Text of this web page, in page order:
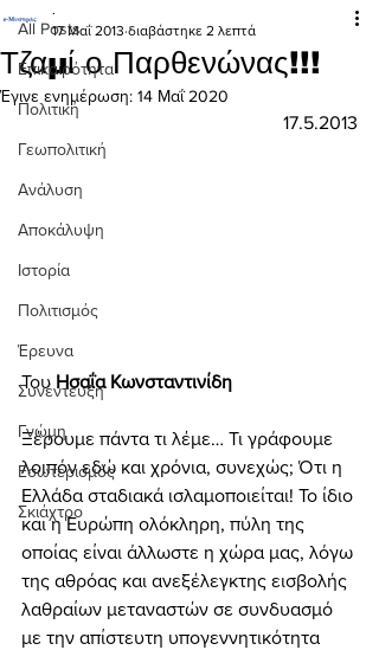
All Posts
Επικαιρότητα
Πολιτική
Γεωπολιτική
Ανάλυση
Αποκάλυψη
Ιστορία
Πολιτισμός
Έρευνα
Συνέντευξη
Γνώμη
Εσωτερισμός
Σκιάχτρο
Τζαμί ο Παρθενώνας!!!
.
17 Μαΐ 2013 διαβάστηκε 2 λεπτά
Έγινε ενημέρωση: 14 Μαΐ 2020
17.5.2013
Του Ησαΐα Κωνσταντινίδη
Ξέρουμε πάντα τι λέμε… Τι γράφουμε
λοιπόν εδώ και χρόνια, συνεχώς; Ότι η
Ελλάδα σταδιακά ισλαμοποιείται! Το ίδιο
και η Ευρώπη ολόκληρη, πύλη της
οποίας είναι άλλωστε η χώρα μας, λόγω
της αθρόας και ανεξέλεγκτης εισβολής
λαθραίων μεταναστών σε συνδυασμό
με την απίστευτη υπογεννητικότητα